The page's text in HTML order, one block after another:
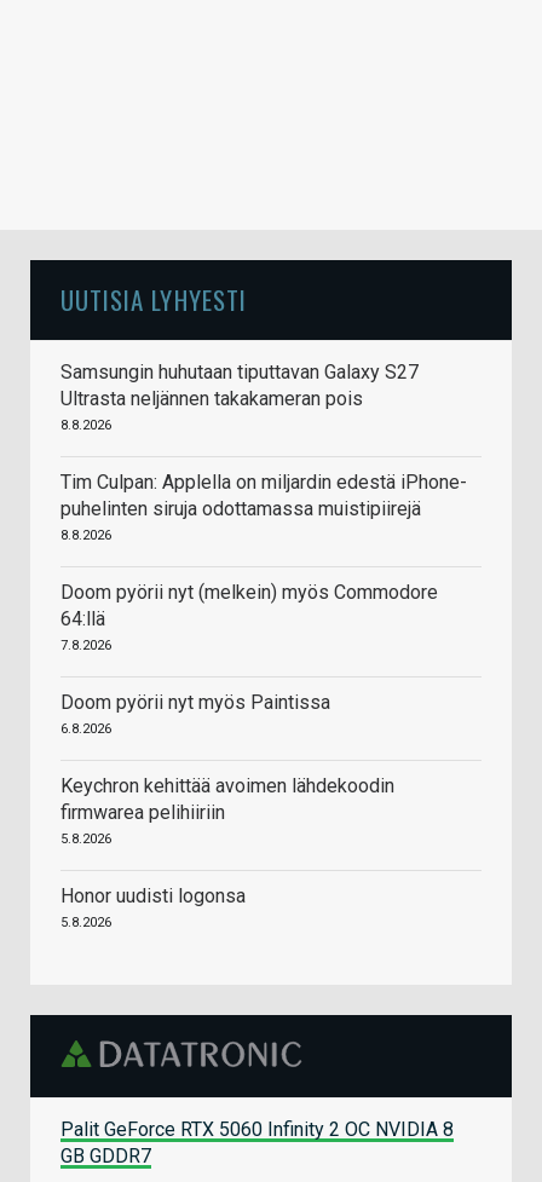
UUTISIA LYHYESTI
Samsungin huhutaan tiputtavan Galaxy S27
Ultrasta neljännen takakameran pois
8.8.2026
Tim Culpan: Applella on miljardin edestä iPhone-
puhelinten siruja odottamassa muistipiirejä
8.8.2026
Doom pyörii nyt (melkein) myös Commodore
64:llä
7.8.2026
Doom pyörii nyt myös Paintissa
6.8.2026
Keychron kehittää avoimen lähdekoodin
firmwarea pelihiiriin
5.8.2026
Honor uudisti logonsa
5.8.2026
Palit GeForce RTX 5060 Infinity 2 OC NVIDIA 8
GB GDDR7